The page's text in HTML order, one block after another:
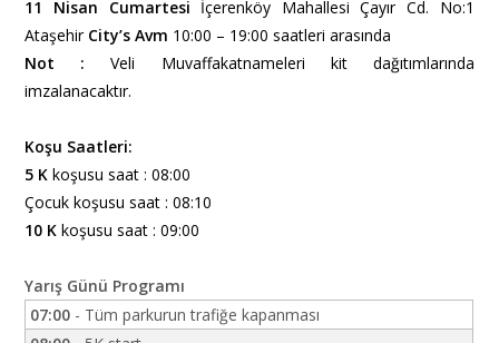
11 Nisan Cumartesi İçerenköy Mahallesi Çayır Cd. No:1
Ataşehir City’s Avm 10:00 – 19:00 saatleri arasında
Not : Veli Muvaffakatnameleri kit dağıtımlarında
imzalanacaktır.
Koşu Saatleri:
5 K koşusu saat : 08:00
Çocuk koşusu saat : 08:10
10 K koşusu saat : 09:00
Yarış Günü Programı
07:00 - Tüm parkurun trafiğe kapanması